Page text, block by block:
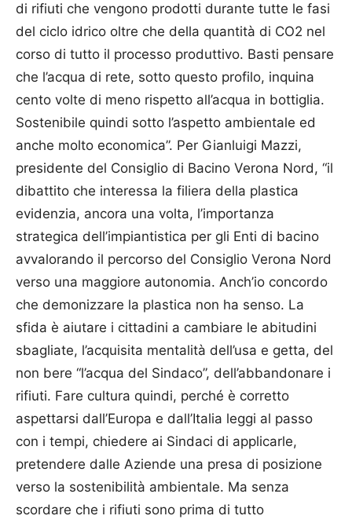
di rifiuti che vengono prodotti durante tutte le fasi
del ciclo idrico oltre che della quantità di CO2 nel
corso di tutto il processo produttivo. Basti pensare
che l’acqua di rete, sotto questo profilo, inquina
cento volte di meno rispetto all’acqua in bottiglia.
Sostenibile quindi sotto l’aspetto ambientale ed
anche molto economica”. Per Gianluigi Mazzi,
presidente del Consiglio di Bacino Verona Nord, “il
dibattito che interessa la filiera della plastica
evidenzia, ancora una volta, l’importanza
strategica dell’impiantistica per gli Enti di bacino
avvalorando il percorso del Consiglio Verona Nord
verso una maggiore autonomia. Anch’io concordo
che demonizzare la plastica non ha senso. La
sfida è aiutare i cittadini a cambiare le abitudini
sbagliate, l’acquisita mentalità dell’usa e getta, del
non bere “l’acqua del Sindaco”, dell’abbandonare i
rifiuti. Fare cultura quindi, perché è corretto
aspettarsi dall’Europa e dall’Italia leggi al passo
con i tempi, chiedere ai Sindaci di applicarle,
pretendere dalle Aziende una presa di posizione
verso la sostenibilità ambientale. Ma senza
scordare che i rifiuti sono prima di tutto